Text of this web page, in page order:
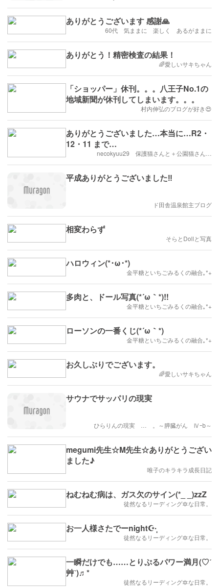
ありがとうございます 感謝🙏
60代 気ままに 楽しく あるがままに
ありがとう！精密検査の結果！
🌈愛しいサキちゃん
「ショッパー」休刊。。。八王子No.1の
地域新聞が休刊してしまいます。。。
村内伸弘のブログが好き😍
ありがとうございました…本当に…R2・
12・11 まで…
necokyuu29 保護猫さんと＋公園猫さん…
平成ありがとうございました‼️
ド田舎温泉館主ブログ
相変わらず
そらとDollと写真
ハロウィン(*･ω･*)
金平糖といちごみるくの融合｡*+
多肉と、ドール写真(*´ω｀*)!!
金平糖といちごみるくの融合｡*+
ローソンの一番くじ(*´ω｀*)
金平糖といちごみるくの融合｡*+
お久しぶりでございます。
🌈愛しいサキちゃん
サウナでサッパリの現実
ひらりんの現実 … 。～膵臓がん Ⅳｰb～
megumi先生☆M先生☆ありがとうござい
ました♪
唯子のキラキラ成長日記
ねむねむ病は、ガス欠のサイン(*_ _)zzZ
徒然なるリーディング🔯な日常。
お一人様さたでーnight☪·̩͙
徒然なるリーディング🔯な日常。
一瞬だけでも……とりぷるパワー満月(♡ˊ
艸ˋ)♬*
徒然なるリーディング🔯な日常。